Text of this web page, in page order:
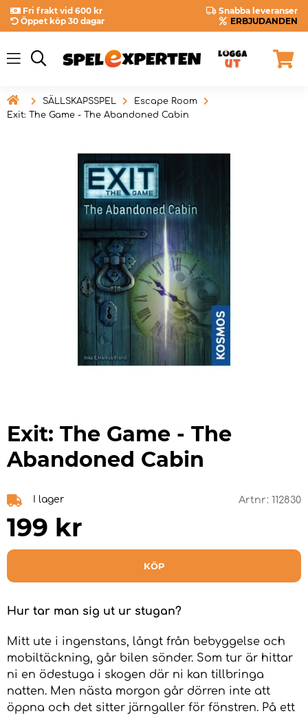
Fri frakt vid 600 kr
Snabba leveranser
Öppet köp 30 dagar
ERBJUDANDEN
 SÄLLSKAPSSPEL
Escape Room
Exit: The Game - The Abandoned Cabin
Exit: The Game - The
Abandoned Cabin
I lager Artnr: 112830
199 kr
KÖP
Hur tar man sig ut ur stugan?
Mitt ute i ingenstans, långt från bebyggelse och
mobiltäckning, går bilen sönder. Som tur är hittar
ni en ödestuga i skogen där ni kan tillbringa
natten. Men nästa morgon går dörren inte att
öppna och det sitter järngaller för fönstren. På ett